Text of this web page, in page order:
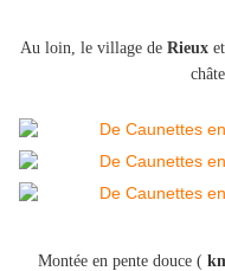
Au loin, le village de Rieuxet
Montée en pente douce (